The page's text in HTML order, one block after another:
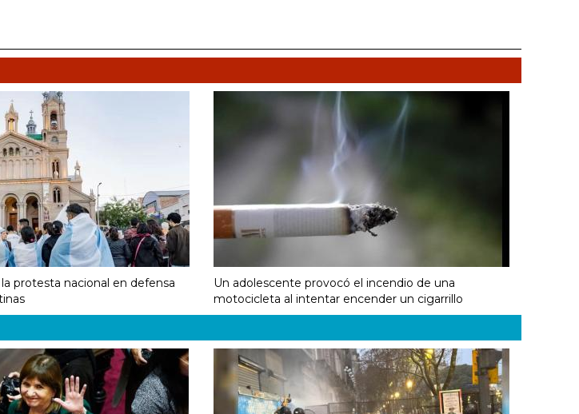
protesta nacional en defensa
Un adolescente provocó el incendio de una
motocicleta al intentar encender un cigarrillo